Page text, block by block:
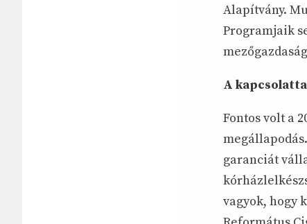
Alapítvány.
Programjaik
A
Fontos volt a
garanciát
vagyok, hogy